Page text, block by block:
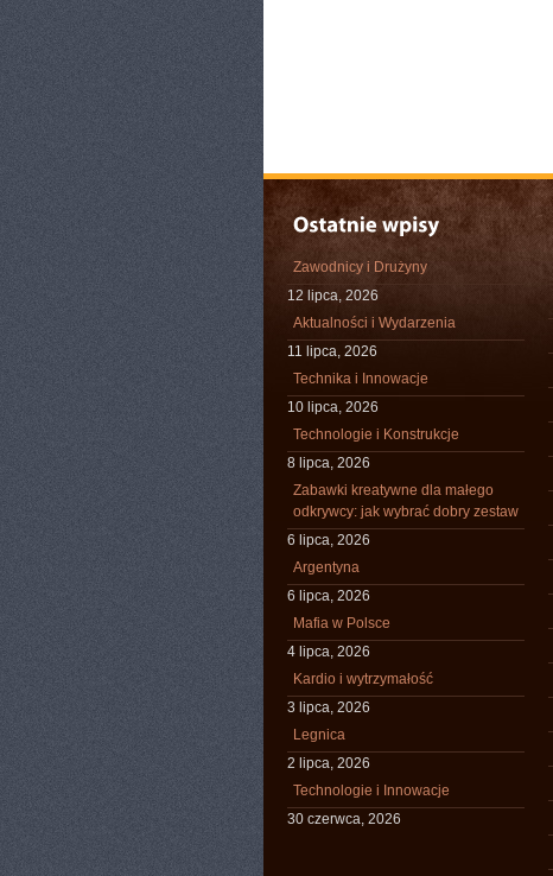
Zawodnicy i Drużyny
12 lipca, 2026
Aktualności i Wydarzenia
11 lipca, 2026
Technika i Innowacje
10 lipca, 2026
Technologie i Konstrukcje
8 lipca, 2026
Zabawki kreatywne dla małego
odkrywcy: jak wybrać dobry zestaw
6 lipca, 2026
Argentyna
6 lipca, 2026
Mafia w Polsce
4 lipca, 2026
Kardio i wytrzymałość
3 lipca, 2026
Legnica
2 lipca, 2026
Technologie i Innowacje
30 czerwca, 2026